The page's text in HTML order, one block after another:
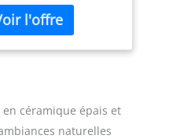
: Emma Basic Nori
fabriqué par Xihe,
A, gérée par son
ne se consacre
au nori.
UMAMI :
en céramique épais et
naturelles